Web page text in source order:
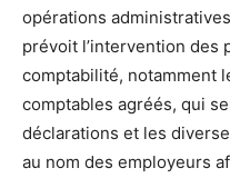
opérations
prévoit l’intervention des
comptabilité, notamment
comptables agréés, qui
déclarations et les
au nom des employeurs